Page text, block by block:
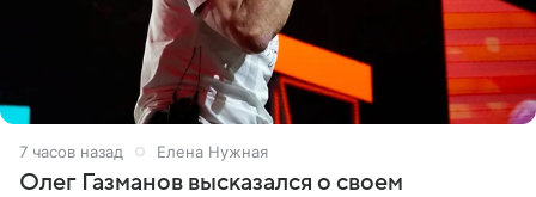
7 часов назад Елена Нужная
Олег Газманов высказался о своем